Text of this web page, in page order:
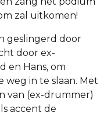
zal uitkomen!
geslingerd door
door ex-
en Hans, om
weg in te slaan. Met
van (ex-drummer)
accent de